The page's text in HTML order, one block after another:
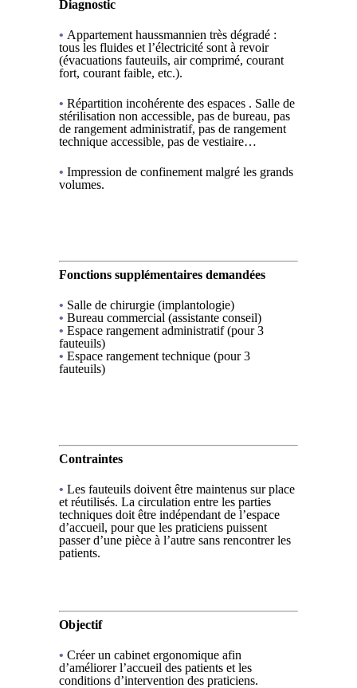
Diagnostic
• Appartement haussmannien très dégradé :
tous les fluides et l’électricité sont à revoir
(évacuations fauteuils, air comprimé, courant
fort, courant faible, etc.).
• Répartition incohérente des espaces . Salle de
stérilisation non accessible, pas de bureau, pas
de rangement administratif, pas de rangement
technique accessible, pas de vestiaire…
• Impression de confinement malgré les grands
volumes.
Fonctions supplémentaires demandées
• Salle de chirurgie (implantologie)
• Bureau commercial (assistante conseil)
• Espace rangement administratif (pour 3
fauteuils)
• Espace rangement technique (pour 3
fauteuils)
Contraintes
• Les fauteuils doivent être maintenus sur place
et réutilisés. La circulation entre les parties
techniques doit être indépendant de l’espace
d’accueil, pour que les praticiens puissent
passer d’une pièce à l’autre sans rencontrer les
patients.
Objectif
• Créer un cabinet ergonomique afin
d’améliorer l’accueil des patients et les
conditions d’intervention des praticiens.